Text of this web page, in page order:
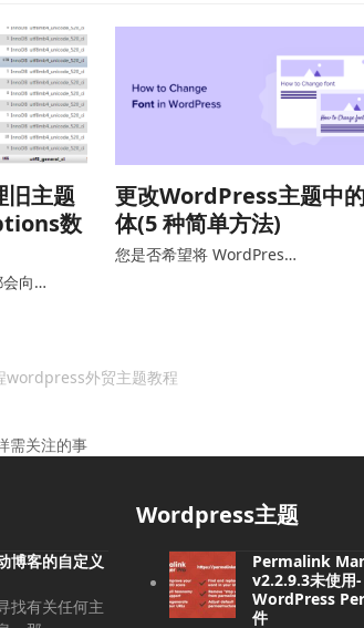
主题
数
会向…
更改WordPress主题中
体(5 种简单方法)
您是否希望将 WordPres…
wordpress外贸主题教程
需关注的事
博客的自定义
找有关任何主
Wordpress主题
Permalink
v2.2.9.3未使用-
WordPress
件